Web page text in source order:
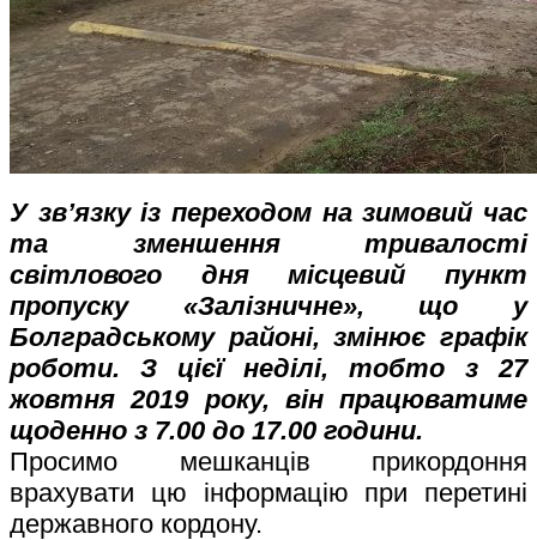
У зв’язку із переходом на зимовий час
та зменшення тривалості
світлового дня місцевий пункт
пропуску «Залізничне», що у
Болградському районі, змінює графік
роботи. З цієї неділі, тобто з 27
жовтня 2019 року, він працюватиме
щоденно з 7.00 до 17.00 години.
Просимо мешканців прикордоння
врахувати цю інформацію при перетині
державного кордону.